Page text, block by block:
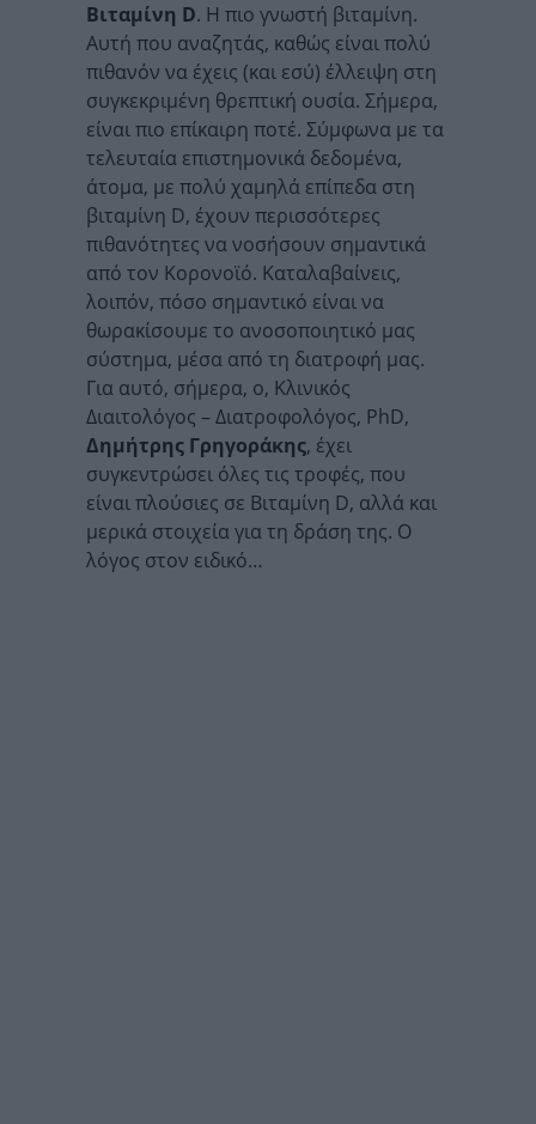
Βιταμίνη D. Η πιο γνωστή βιταμίνη.
Αυτή που αναζητάς, καθώς είναι πολύ
πιθανόν να έχεις (και εσύ) έλλειψη στη
συγκεκριμένη θρεπτική ουσία. Σήμερα,
είναι πιο επίκαιρη ποτέ. Σύμφωνα με τα
τελευταία επιστημονικά δεδομένα,
άτομα, με πολύ χαμηλά επίπεδα στη
βιταμίνη D, έχουν περισσότερες
πιθανότητες να νοσήσουν σημαντικά
από τον Κορονοϊό. Καταλαβαίνεις,
λοιπόν, πόσο σημαντικό είναι να
θωρακίσουμε το ανοσοποιητικό μας
σύστημα, μέσα από τη διατροφή μας.
Για αυτό, σήμερα, ο, Κλινικός
Διαιτολόγος – Διατροφολόγος, PhD,
Δημήτρης Γρηγοράκης, έχει
συγκεντρώσει όλες τις τροφές, που
είναι πλούσιες σε Βιταμίνη D, αλλά και
μερικά στοιχεία για τη δράση της. Ο
λόγος στον ειδικό…